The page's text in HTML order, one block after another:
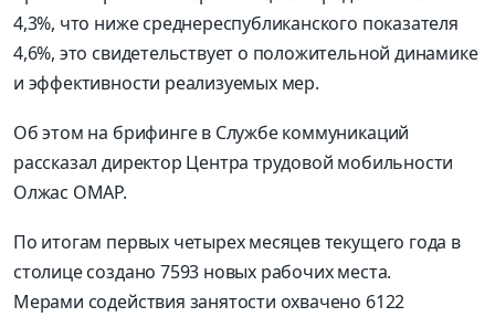
4,3%, что ниже среднереспубликанского показателя
4,6%, это свидетельствует о положительной динамике
и эффективности реализуемых мер.
Об этом на брифинге в Службе коммуникаций
рассказал директор Центра трудовой мобильности
Олжас ОМАР.
По итогам первых четырех месяцев текущего года в
столице создано 7593 новых рабочих места.
Мерами содействия занятости охвачено 6122